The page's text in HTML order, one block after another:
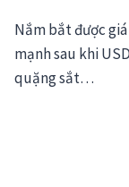
Nắm bắt được
mạnh sau khi
quặng sắt…